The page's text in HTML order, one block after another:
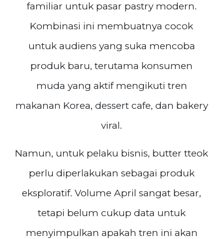
familiar untuk pasar pastry modern.
Kombinasi ini membuatnya cocok
untuk audiens yang suka mencoba
produk baru, terutama konsumen
muda yang aktif mengikuti tren
makanan Korea, dessert cafe, dan bakery
viral.
Namun, untuk pelaku bisnis, butter tteok
perlu diperlakukan sebagai produk
eksploratif. Volume April sangat besar,
tetapi belum cukup data untuk
menyimpulkan apakah tren ini akan